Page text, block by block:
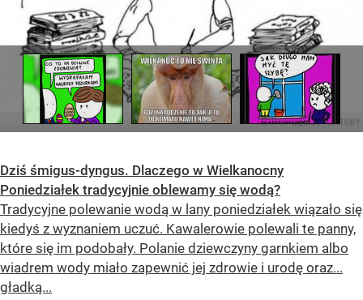
Dziś śmigus-dyngus. Dlaczego w Wielkanocny
Poniedziałek tradycyjnie oblewamy się wodą?
Tradycyjne polewanie wodą w lany poniedziałek wiązało się
kiedyś z wyznaniem uczuć. Kawalerowie polewali te panny,
które się im podobały. Polanie dziewczyny garnkiem albo
wiadrem wody miało zapewnić jej zdrowie i urodę oraz...
gładką...